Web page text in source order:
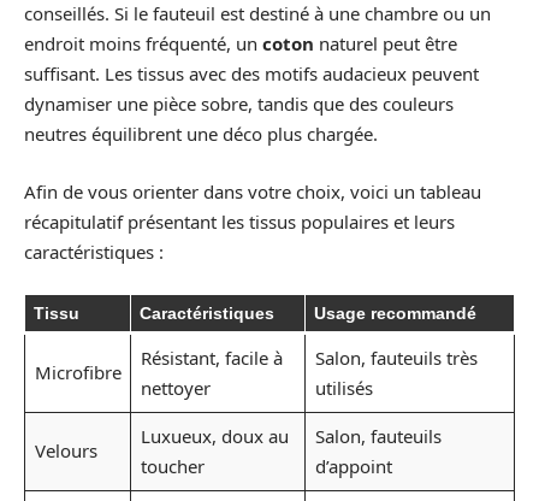
conseillés. Si le fauteuil est destiné à une chambre ou un
endroit moins fréquenté, un coton naturel peut être
suffisant. Les tissus avec des motifs audacieux peuvent
dynamiser une pièce sobre, tandis que des couleurs
neutres équilibrent une déco plus chargée.
Afin de vous orienter dans votre choix, voici un tableau
récapitulatif présentant les tissus populaires et leurs
caractéristiques :
Tissu Caractéristiques Usage recommandé
Microfibre
Résistant, facile à
nettoyer
Salon, fauteuils très
utilisés
Velours
Luxueux, doux au
toucher
Salon, fauteuils
d’appoint